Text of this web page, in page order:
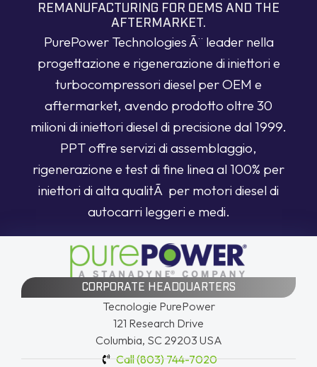
REMANUFACTURING FOR OEMS AND THE
AFTERMARKET.
PurePower Technologies Ã¨ leader nella
progettazione e rigenerazione di iniettori e
turbocompressori diesel per OEM e
aftermarket, avendo prodotto oltre 30
milioni di iniettori diesel di precisione dal 1999.
PPT offre servizi di assemblaggio,
rigenerazione e test di fine linea al 100% per
iniettori di alta qualitÃ per motori diesel di
autocarri leggeri e medi.
CORPORATE HEADQUARTERS
Tecnologie PurePower
121 Research Drive
Columbia, SC 29203 USA
Call (803) 744-7020